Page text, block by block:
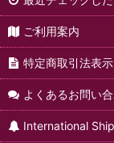
ご利用案内
特定商取引法表示
よくあるお問い
International